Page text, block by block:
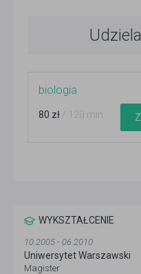
biologia
80 zł / 120 min
WYKSZTAŁCENIE
10.2005 - 06.2010
Uniwersytet Warszawski
Magister